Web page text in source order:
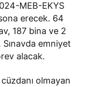
MEB-EKYS
erecek. 64
187 bina ve 2
emniyet
alacak.
olmayan